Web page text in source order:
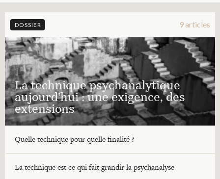
DOSSIER 9 articles
La technique psychanalytique
aujourd'hui : une exigence, des
extensions
Quelle technique pour quelle finalité ?
La technique est ce qui fait grandir la psychanalyse